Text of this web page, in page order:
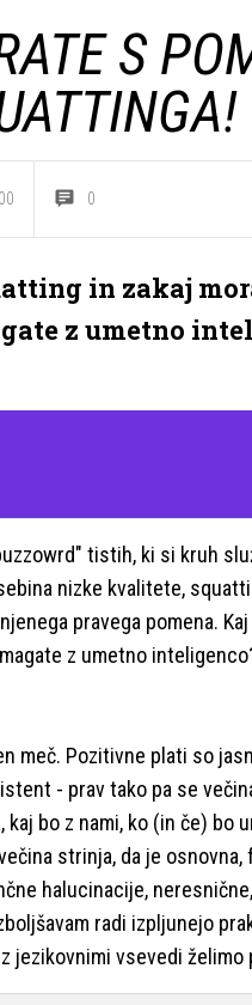
S
0
in zakaj
z umetno
tistih, ki si kruh
nizke kvalitete,
pravega pomena.
z umetno
meč. Pozitivne plati so
- prav tako pa se
bo z nami, ko (in če) bo
strinja, da je
halucinacije,
radi izpljunejo
jezikovnimi vsevedi